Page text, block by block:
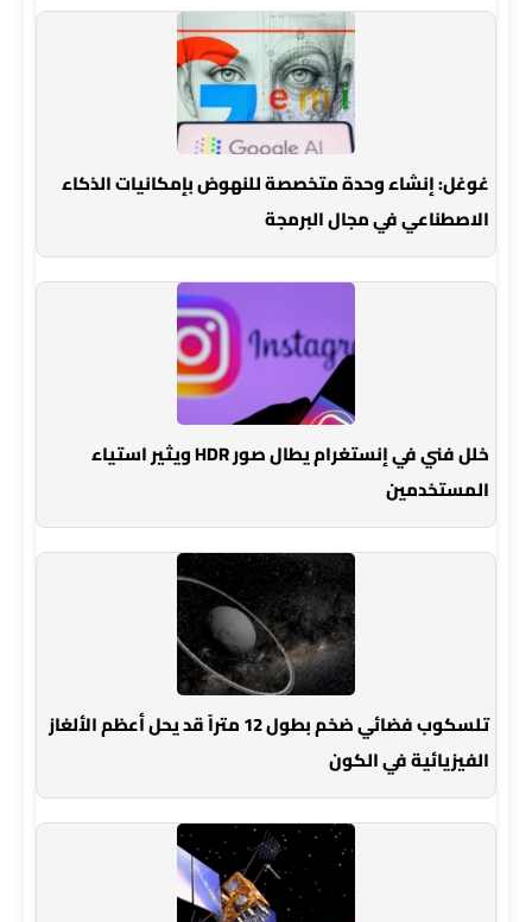
غوغل: إنشاء وحدة متخصصة للنهوض بإمكانيات الذكاء
الاصطناعي في مجال البرمجة
خلل فني في إنستغرام يطال صور HDR ويثير استياء
المستخدمين
تلسكوب فضائي ضخم بطول 12 متراً قد يحل أعظم الألغاز
الفيزيائية في الكون